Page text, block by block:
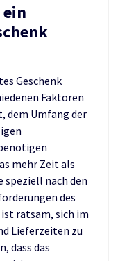
ein
Geschenk
Faktoren
dem Umfang der
mehr Zeit als
speziell nach den
des
ratsam, sich im
Lieferzeiten zu
dass das